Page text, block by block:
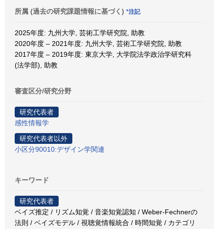
所属 (過去の研究課題情報に基づく) *注記
2025年度: 九州大学, 芸術工学研究院, 助教
2020年度 – 2021年度: 九州大学, 芸術工学研究院, 助教
2017年度 – 2019年度: 東京大学, 大学院法学政治学研究科
(法学部), 助教
審査区分/研究分野
研究代表者
感性情報学
研究代表者以外
小区分90010:デザイン学関連
キーワード
研究代表者
ベイズ推定 / リズム知覚 / 音楽知覚認知 / Weber-Fechnerの
法則 / ベイズモデル / 視聴覚情報統合 / 時間知覚 / カテゴリ